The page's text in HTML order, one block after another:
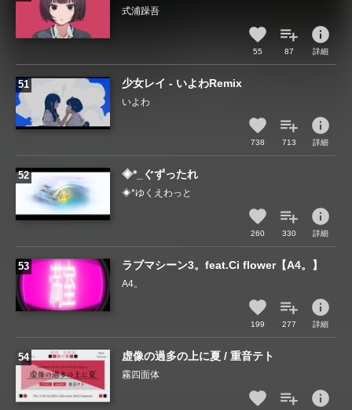
式浦躁吾
55 87
info
詳細
少女レイ - いよわRemix
いよわ
738 713
info
詳細
◈*_ぐずったれ
◈*ゆくえわっと
260 330
info
詳細
ラブマシーン3。feat.Ci flower【A4。】
A4。
199 277
info
詳細
虚像の過多の上に夏 / 重音テト
霧四面体
info